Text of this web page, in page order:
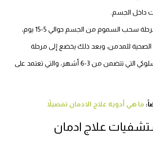
داخل الجسم.
وعادة ما تستغرق مرحلة سحب السموم من الجسم حوالي 5-15 يوم،
الصحية للمدمن، وبعد ذلك يخضع إلى مرحلة
التأهيل النفسي والسلوكي التي تتضمن من 3-6 أشهر، والتي تعتمد على
ما هي أدوية علاج الادمان تفصيلاً
علاج ادمان